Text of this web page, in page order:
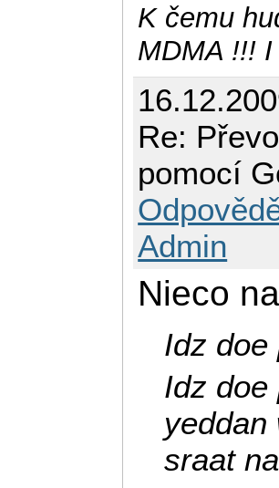
K čemu
MDMA !!!
Re:
pomocí
Admin
Nieco
Idz doe
Idz doe
yeddan
sraat